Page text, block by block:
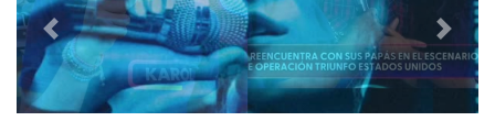
Previous Next